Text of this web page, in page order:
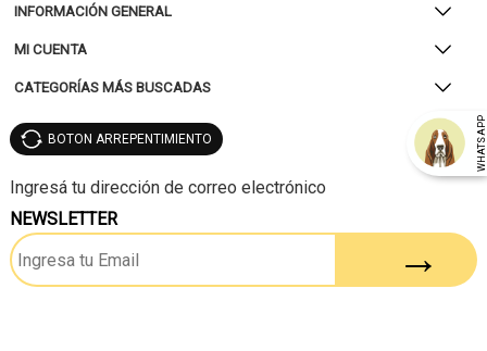
INFORMACIÓN GENERAL
MI CUENTA
CATEGORÍAS MÁS BUSCADAS
WHATSAPP
BOTON ARREPENTIMIENTO
NEWSLETTER